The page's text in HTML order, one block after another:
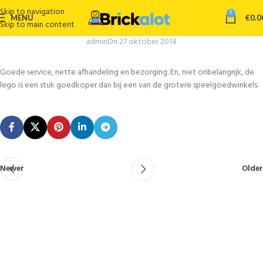
Skip to navigation
Skip to main content
MENU 0 €
adminOn 27 oktober 2014
Goede service, nette afhandeling en bezorging. En, niet onbelangrijk, de
lego is een stuk goedkoper dan bij een van de grotere speelgoedwinkels.
Newer Older